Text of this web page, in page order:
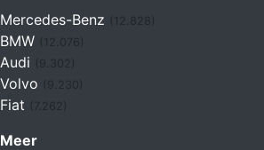
Mercedes-Benz
BMW (12.076)
Audi
Volvo
Fiat (7.262)
Meer